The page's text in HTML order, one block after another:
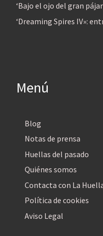
‘Bajo el ojo del gran
‘Dreaming Spires IV»:
Menú
Blog
Notas de prensa
Huellas del pasado
Quiénes somos
Contacta con La
Política de cookies
Aviso Legal